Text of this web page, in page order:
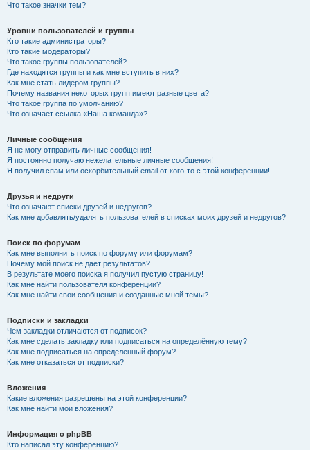
Что такое значки тем?
Уровни пользователей и группы
Кто такие администраторы?
Кто такие модераторы?
Что такое группы пользователей?
Где находятся группы и как мне вступить в них?
Как мне стать лидером группы?
Почему названия некоторых групп имеют разные цвета?
Что такое группа по умолчанию?
Что означает ссылка «Наша команда»?
Личные сообщения
Я не могу отправить личные сообщения!
Я постоянно получаю нежелательные личные сообщения!
Я получил спам или оскорбительный email от кого-то с этой конференции!
Друзья и недруги
Что означают списки друзей и недругов?
Как мне добавлять/удалять пользователей в списках моих друзей и недругов?
Поиск по форумам
Как мне выполнить поиск по форуму или форумам?
Почему мой поиск не даёт результатов?
В результате моего поиска я получил пустую страницу!
Как мне найти пользователя конференции?
Как мне найти свои сообщения и созданные мной темы?
Подписки и закладки
Чем закладки отличаются от подписок?
Как мне сделать закладку или подписаться на определённую тему?
Как мне подписаться на определённый форум?
Как мне отказаться от подписки?
Вложения
Какие вложения разрешены на этой конференции?
Как мне найти мои вложения?
Информация о phpBB
Кто написал эту конференцию?